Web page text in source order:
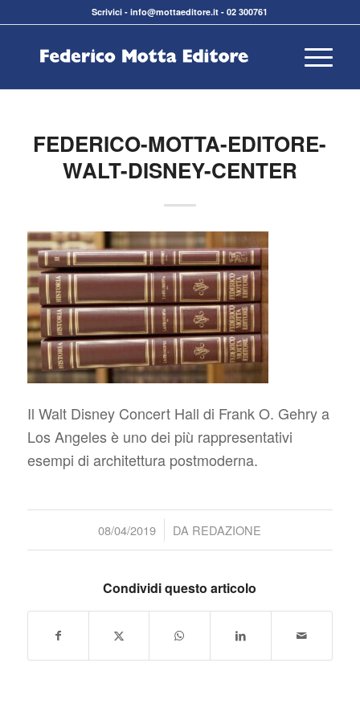
Scrivici -info@mottaeditore.it -02 300761
FEDERICO-MOTTA-EDITORE-
WALT-DISNEY-CENTER
Il Walt Disney Concert Hall di Frank O. Gehry a
Los Angeles è uno dei più rappresentativi
esempi di architettura postmoderna.
08/04/2019
/ DA REDAZIONE
Condividi questo articolo